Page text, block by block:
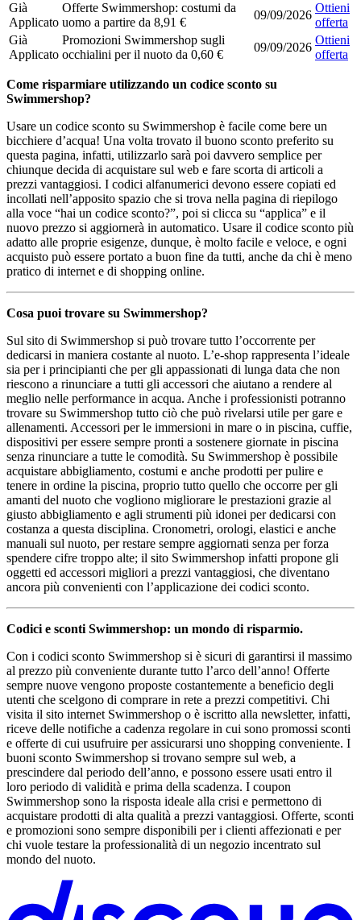
Già
Applicato
Offerte Swimmershop: costumi da
uomo a partire da 8,91 €
09/09/2026
Ottieni
offerta
Già
Applicato
Promozioni Swimmershop sugli
occhialini per il nuoto da 0,60 €
09/09/2026
Ottieni
offerta
Come risparmiare utilizzando un codice sconto su
Swimmershop?
Usare un codice sconto su Swimmershop è facile come bere un
bicchiere d’acqua! Una volta trovato il buono sconto preferito su
questa pagina, infatti, utilizzarlo sarà poi davvero semplice per
chiunque decida di acquistare sul web e fare scorta di articoli a
prezzi vantaggiosi. I codici alfanumerici devono essere copiati ed
incollati nell’apposito spazio che si trova nella pagina di riepilogo
alla voce “hai un codice sconto?”, poi si clicca su “applica” e il
nuovo prezzo si aggiornerà in automatico. Usare il codice sconto più
adatto alle proprie esigenze, dunque, è molto facile e veloce, e ogni
acquisto può essere portato a buon fine da tutti, anche da chi è meno
pratico di internet e di shopping online.
Cosa puoi trovare su Swimmershop?
Sul sito di Swimmershop si può trovare tutto l’occorrente per
dedicarsi in maniera costante al nuoto. L’e-shop rappresenta l’ideale
sia per i principianti che per gli appassionati di lunga data che non
riescono a rinunciare a tutti gli accessori che aiutano a rendere al
meglio nelle performance in acqua. Anche i professionisti potranno
trovare su Swimmershop tutto ciò che può rivelarsi utile per gare e
allenamenti. Accessori per le immersioni in mare o in piscina, cuffie,
dispositivi per essere sempre pronti a sostenere giornate in piscina
senza rinunciare a tutte le comodità. Su Swimmershop è possibile
acquistare abbigliamento, costumi e anche prodotti per pulire e
tenere in ordine la piscina, proprio tutto quello che occorre per gli
amanti del nuoto che vogliono migliorare le prestazioni grazie al
giusto abbigliamento e agli strumenti più idonei per dedicarsi con
costanza a questa disciplina. Cronometri, orologi, elastici e anche
manuali sul nuoto, per restare sempre aggiornati senza per forza
spendere cifre troppo alte; il sito Swimmershop infatti propone gli
oggetti ed accessori migliori a prezzi vantaggiosi, che diventano
ancora più convenienti con l’applicazione dei codici sconto.
Codici e sconti Swimmershop: un mondo di risparmio.
Con i codici sconto Swimmershop si è sicuri di garantirsi il massimo
al prezzo più conveniente durante tutto l’arco dell’anno! Offerte
sempre nuove vengono proposte costantemente a beneficio degli
utenti che scelgono di comprare in rete a prezzi competitivi. Chi
visita il sito internet Swimmershop o è iscritto alla newsletter, infatti,
riceve delle notifiche a cadenza regolare in cui sono promossi sconti
e offerte di cui usufruire per assicurarsi uno shopping conveniente. I
buoni sconto Swimmershop si trovano sempre sul web, a
prescindere dal periodo dell’anno, e possono essere usati entro il
loro periodo di validità e prima della scadenza. I coupon
Swimmershop sono la risposta ideale alla crisi e permettono di
acquistare prodotti di alta qualità a prezzi vantaggiosi. Offerte, sconti
e promozioni sono sempre disponibili per i clienti affezionati e per
chi vuole testare la professionalità di un negozio incentrato sul
mondo del nuoto.